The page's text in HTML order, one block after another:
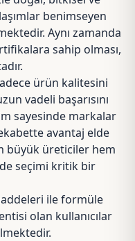
benimseyen
Aynı zamanda
sahip olması,
ürün kalitesini
vadeli başarısını
sayesinde markalar
avantaj elde
büyük üreticiler hem
seçimi kritik bir
ile formüle
olan kullanıcılar